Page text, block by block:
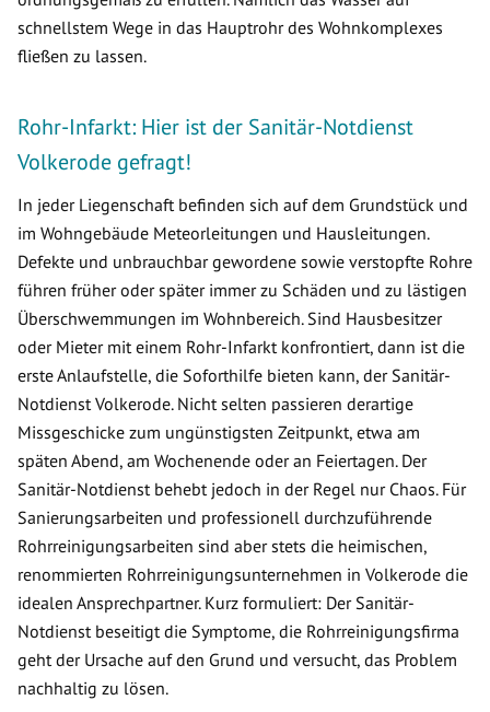
schnellstem Wege in das Hauptrohr des Wohnkomplexes
fließen zu lassen.
Rohr-Infarkt: Hier ist der Sanitär-Notdienst
Volkerode gefragt!
In jeder Liegenschaft befinden sich auf dem Grundstück und
im Wohngebäude Meteorleitungen und Hausleitungen.
Defekte und unbrauchbar gewordene sowie verstopfte Rohre
führen früher oder später immer zu Schäden und zu lästigen
Überschwemmungen im Wohnbereich. Sind Hausbesitzer
oder Mieter mit einem Rohr-Infarkt konfrontiert, dann ist die
erste Anlaufstelle, die Soforthilfe bieten kann, der Sanitär-
Notdienst Volkerode. Nicht selten passieren derartige
Missgeschicke zum ungünstigsten Zeitpunkt, etwa am
späten Abend, am Wochenende oder an Feiertagen. Der
Sanitär-Notdienst behebt jedoch in der Regel nur Chaos. Für
Sanierungsarbeiten und professionell durchzuführende
Rohrreinigungsarbeiten sind aber stets die heimischen,
renommierten Rohrreinigungsunternehmen in Volkerode die
idealen Ansprechpartner. Kurz formuliert: Der Sanitär-
Notdienst beseitigt die Symptome, die Rohrreinigungsfirma
geht der Ursache auf den Grund und versucht, das Problem
nachhaltig zu lösen.